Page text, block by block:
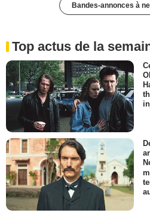
Bandes-annonces à
Top actus de la